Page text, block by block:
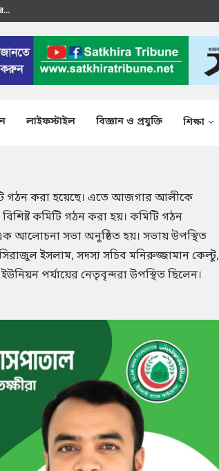
লাইফস্টাইল বিজ্ঞান ও প্রযুক্তি শিক্ষা
গঠন করা হয়েছে। এতে আজগার আলীকে
কমিটি গঠন করা হয়। কমিটি গঠন
আলোচনা সভা অনুষ্ঠিত হয়। সভায় উপস্থিত
ইসলাম, সদস্য সচিব মনিরুজ্জামান কেল্টু,
পর্যায়ের নেতৃবৃন্দরা উপস্থিত ছিলেন।